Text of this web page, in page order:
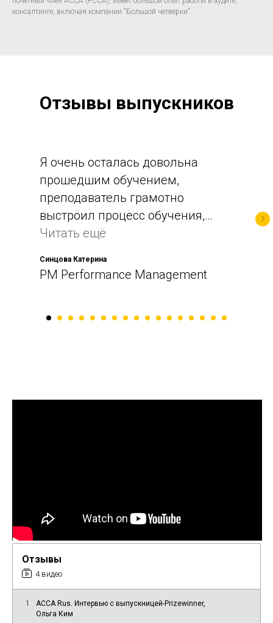
консалтинге, включая компании "Большой четверки".
Отзывы выпускников
Я очень осталась довольна
прошедшим обучением,
преподаватель грамотно
выстроил процесс обучения,
тренировочные тесты и
хорошим закреплением
изученного материала, а также
пройденных тем в процессе
Читать ещё
Синцова Катерина
PM Performance Management
Отзывы
4 видео
1
ACCA Rus. Интервью с выпускницей-Prizewinner,
Ольга Ким